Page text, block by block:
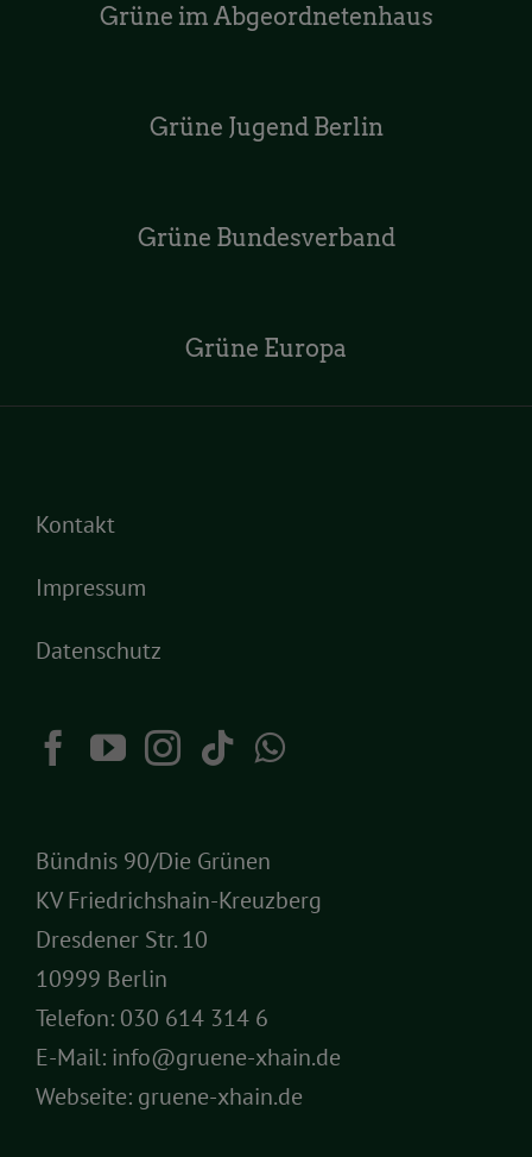
Grüne im Abgeordnetenhaus
Grüne Jugend Berlin
Grüne Bundesverband
Grüne Europa
Kontakt
Impressum
Datenschutz
Bündnis 90/Die Grünen
KV Friedrichshain-Kreuzberg
Dresdener Str. 10
10999 Berlin
Telefon: 030 614 314 6
E-Mail: info@gruene-xhain.de
Webseite: gruene-xhain.de